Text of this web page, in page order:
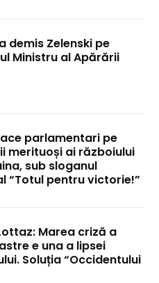
demis Zelenski pe
Ministru al Apărării
parlamentari pe
merituoși ai războiului
sub sloganul
“Totul pentru victorie!”
Marea criză a
e una a lipsei
Soluția “Occidentului